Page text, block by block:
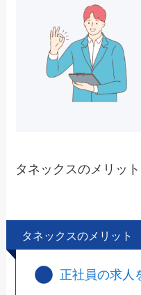
タネックスのメリッ
タネックスのメリット
正社員の求人